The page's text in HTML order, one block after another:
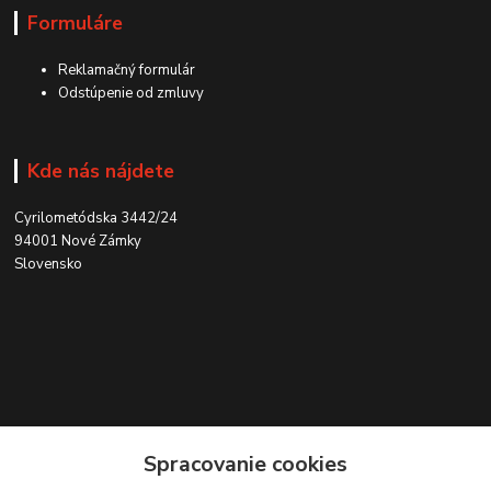
Formuláre
Reklamačný formulár
Odstúpenie od zmluvy
Kde nás nájdete
Cyrilometódska 3442/24
94001 Nové Zámky
Slovensko
Spracovanie cookies